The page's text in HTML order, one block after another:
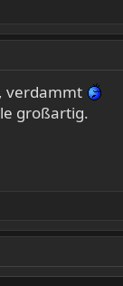
verdammt
großartig.